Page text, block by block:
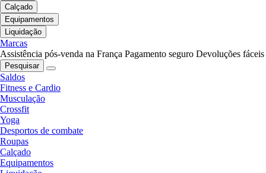
Calçado
Equipamentos
Liquidação
Marcas
Assistência pós-venda na França Pagamento seguro Devoluções fáceis
Pesquisar
Saldos
Fitness e Cardio
Musculação
Crossfit
Yoga
Desportos de combate
Roupas
Calçado
Equipamentos